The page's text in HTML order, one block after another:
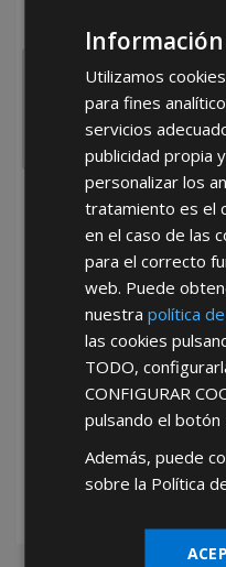
España
He leído y
*Abstenerse particulares,
Utilizamos
para fines
servicios
publicidad propia
personalizar los
tratamiento es el
en el caso de las
para el correcto
web. Puede
nuestrapolítica
las cookies
TODO,
CONFIGURAR
pulsando el botón
Además, puede
sobre la Política